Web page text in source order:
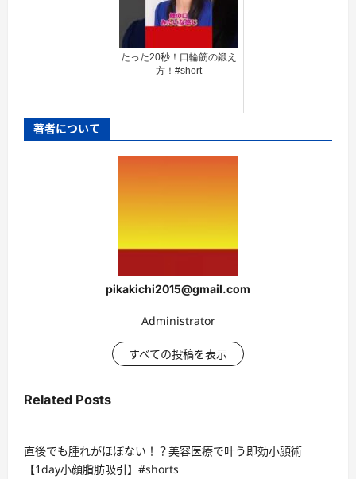
たった20秒！口輪筋の鍛え
方！#short
著者について
pikakichi2015@gmail.com
Administrator
すべての投稿を表示
Related Posts
直後でも腫れがほぼない！？美容医療で叶う即効小顔術
【1day小顔脂肪吸引】#shorts